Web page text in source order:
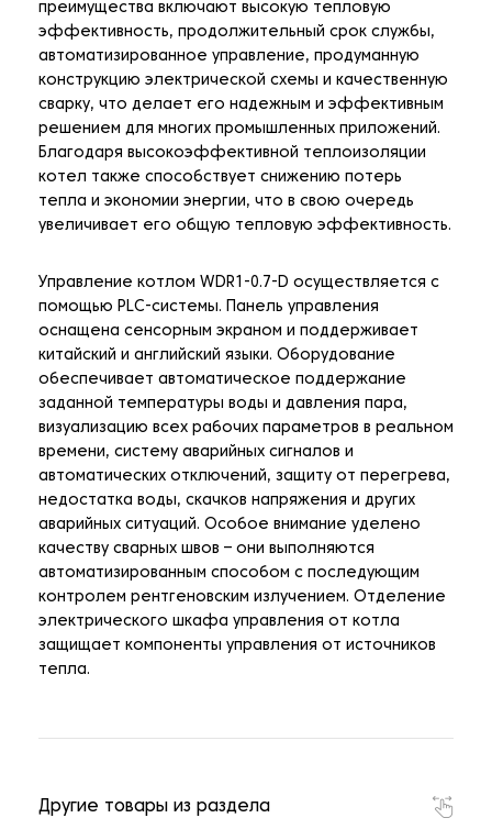
преимущества включают высокую тепловую
эффективность, продолжительный срок службы,
автоматизированное управление, продуманную
конструкцию электрической схемы и качественную
сварку, что делает его надежным и эффективным
решением для многих промышленных приложений.
Благодаря высокоэффективной теплоизоляции
котел также способствует снижению потерь
тепла и экономии энергии, что в свою очередь
увеличивает его общую тепловую эффективность.
Управление котлом WDR1-0.7-D осуществляется с
помощью PLC-системы. Панель управления
оснащена сенсорным экраном и поддерживает
китайский и английский языки. Оборудование
обеспечивает автоматическое поддержание
заданной температуры воды и давления пара,
визуализацию всех рабочих параметров в реальном
времени, систему аварийных сигналов и
автоматических отключений, защиту от перегрева,
недостатка воды, скачков напряжения и других
аварийных ситуаций. Особое внимание уделено
качеству сварных швов – они выполняются
автоматизированным способом с последующим
контролем рентгеновским излучением. Отделение
электрического шкафа управления от котла
защищает компоненты управления от источников
тепла.
Другие товары из раздела